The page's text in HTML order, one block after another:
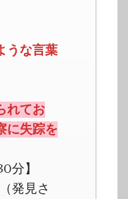
うな言葉
れてお
に失踪を
分】
発見さ